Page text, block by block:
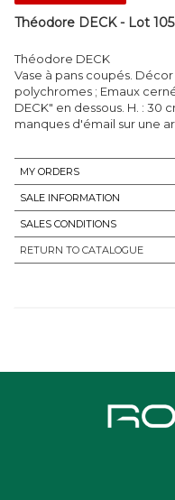
Théodore DECK - Lot 105
Théodore DECK
Vase à pans coupés.
polychromes ; Emaux
DECK" en dessous. H. : 30
manques d'émail sur une
MY ORDERS
SALE INFORMATION
SALES CONDITIONS
RETURN TO CATALOGUE